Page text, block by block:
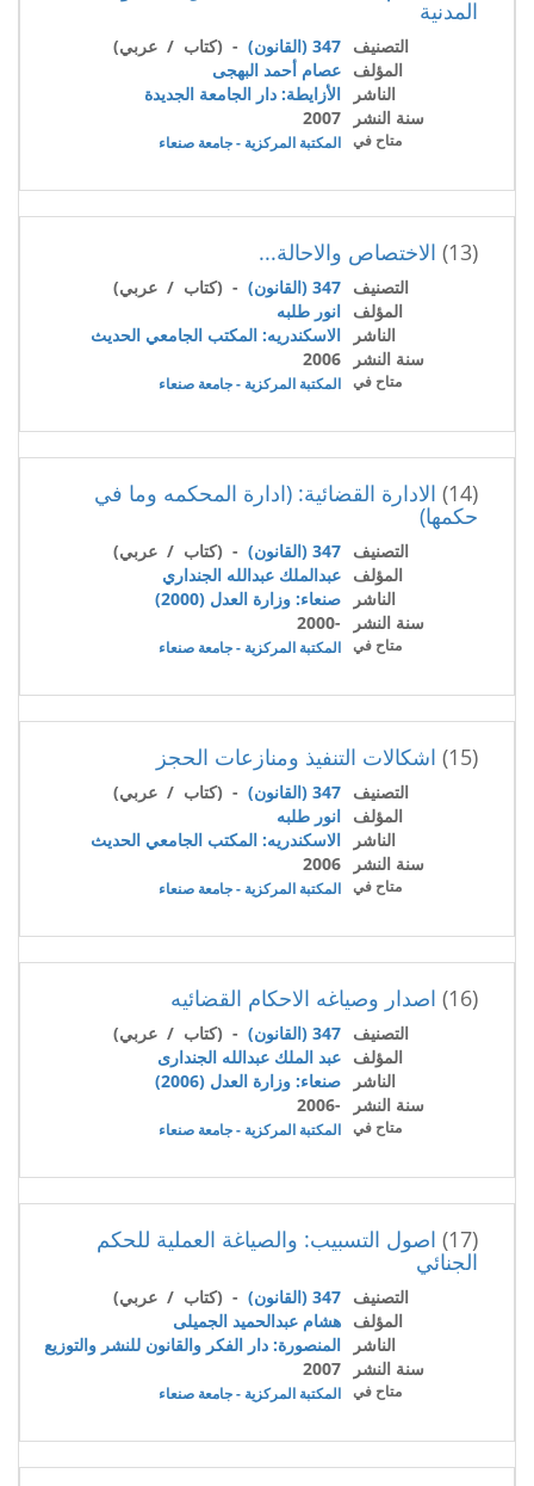
المدنية
التصنيف 347 (القانون)
- (كتاب / عربي)
المؤلف عصام أحمد البهجى
الناشر
الأزايطة: دار الجامعة الجديدة
سنة النشر
2007
متاح في المكتبة المركزية - جامعة صنعاء
(13) الاختصاص والاحالة...
التصنيف 347 (القانون)
- (كتاب / عربي)
المؤلف انور طلبه
الناشر
الاسكندريه: المكتب الجامعي الحديث
سنة النشر
2006
متاح في المكتبة المركزية - جامعة صنعاء
(14) الادارة القضائية: (ادارة المحكمه وما في
حكمها)
التصنيف 347 (القانون)
- (كتاب / عربي)
المؤلف عبدالملك عبدالله الجنداري
الناشر
صنعاء: وزارة العدل (2000)
سنة النشر
-2000
متاح في المكتبة المركزية - جامعة صنعاء
(15) اشكالات التنفيذ ومنازعات الحجز
التصنيف 347 (القانون)
- (كتاب / عربي)
المؤلف انور طلبه
الناشر
الاسكندريه: المكتب الجامعي الحديث
سنة النشر
2006
متاح في المكتبة المركزية - جامعة صنعاء
(16) اصدار وصياغه الاحكام القضائيه
التصنيف 347 (القانون)
- (كتاب / عربي)
المؤلف عبد الملك عبدالله الجندارى
الناشر
صنعاء: وزارة العدل (2006)
سنة النشر
-2006
متاح في المكتبة المركزية - جامعة صنعاء
(17) اصول التسبيب: والصياغة العملية للحكم
الجنائي
التصنيف 347 (القانون)
- (كتاب / عربي)
المؤلف هشام عبدالحميد الجميلى
الناشر
المنصورة: دار الفكر والقانون للنشر والتوزيع
سنة النشر
2007
متاح في المكتبة المركزية - جامعة صنعاء